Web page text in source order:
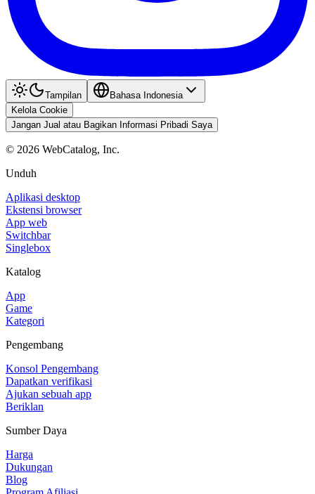
Tampilan
Bahasa Indonesia
Kelola Cookie
Jangan Jual atau Bagikan Informasi Pribadi Saya
© 2026 WebCatalog, Inc.
Unduh
Aplikasi desktop
Ekstensi browser
App web
Switchbar
Singlebox
Katalog
App
Game
Kategori
Pengembang
Konsol Pengembang
Dapatkan verifikasi
Ajukan sebuah app
Beriklan
Sumber Daya
Harga
Dukungan
Blog